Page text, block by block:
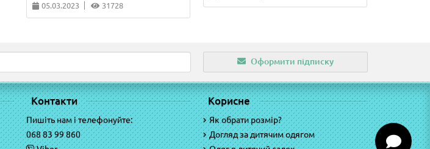
05.03.2023 31728
Оформити підписку
Контакти
Пишіть нам і телефонуйте:
068 83 99 860
Корисне
Як обрати розмір?
Догляд за дитячим одягом